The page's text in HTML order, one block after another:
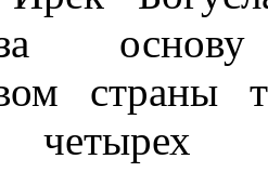
основу
страны